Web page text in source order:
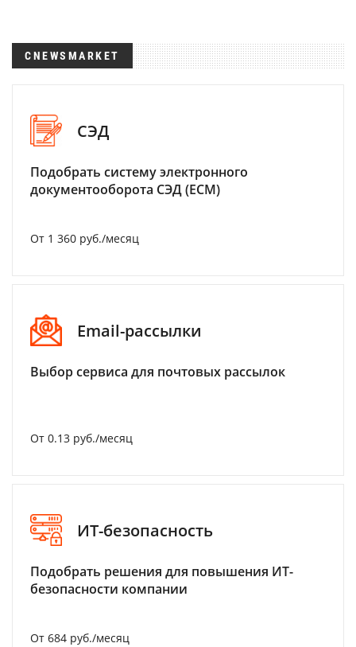
CNEWSMARKET
СЭД
Подобрать систему электронного
документооборота СЭД (ECM)
От 1 360 руб./месяц
Email-рассылки
Выбор сервиса для почтовых рассылок
От 0.13 руб./месяц
ИТ-безопасность
Подобрать решения для повышения ИТ-
безопасности компании
От 684 руб./месяц